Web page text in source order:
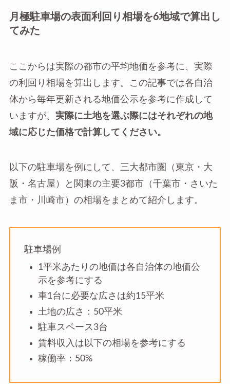
月極駐車場の表面利回り相場を6地域で算出し
てみた
ここからは実際の都市の平均地価を参考に、実際
の利回り相場を算出します。この記事では各自治
体から毎年更新される地価公示を参考に作成して
いますが、 実際に土地を選ぶ際にはそれぞれの地
域に応じた価格で計算してください。
以下の駐車場を例にして、三大都市圏（東京・大
阪・名古屋）と関東の主要3都市（千葉市・さいた
ま市・川崎市）の相場をまとめて紹介します。
駐車場例
1平米あたりの地価は各自治体の地価公
示を参考にする
車1台に必要な広さは約15平米
土地の広さ：50平米
駐車スペース3台
賃料収入は以下の相場を参考にする
稼働率：50%